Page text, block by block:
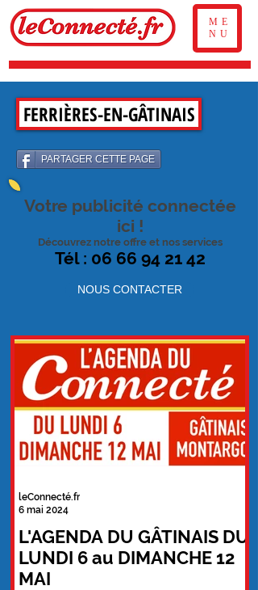
ME
NU
FERRIÈRES-EN-GÂTINAIS
PARTAGER CETTE PAGE
Votre publicité connectée
ici !
Découvrez notre offre et nos services
Tél : 06 66 94 21 42
NOUS CONTACTER
L'AGENDA DU GÂTINAIS DU
LUNDI 6 au DIMANCHE 12
MAI
leConnecté.fr
6 mai 2024